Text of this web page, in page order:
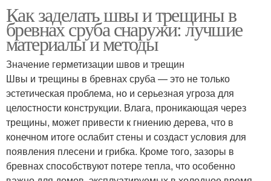
Как заделать швы и трещины в
бревнах сруба снаружи: лучшие
материалы и методы
Значение герметизации швов и трещин
Швы и трещины в бревнах сруба — это не только
эстетическая проблема, но и серьезная угроза для
целостности конструкции. Влага, проникающая через
трещины, может привести к гниению дерева, что в
конечном итоге ослабит стены и создаст условия для
появления плесени и грибка. Кроме того, зазоры в
бревнах способствуют потере тепла, что особенно